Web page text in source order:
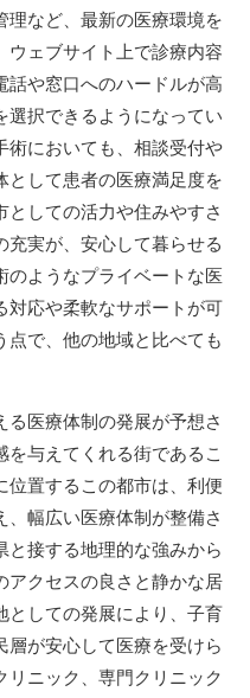
理など、最新の医療環境を
ウェブサイト上で診療内容
話や窓口へのハードルが高
選択できるようになってい
術においても、相談受付や
として患者の医療満足度を
しての活力や住みやすさ
充実が、安心して暮らせる
のようなプライベートな医
対応や柔軟なサポートが可
で、他の地域と比べても
医療体制の発展が予想さ
与えてくれる街であるこ
位置するこの都市は、利便
幅広い医療体制が整備さ
接する地理的な強みから
アクセスの良さと静かな居
としての発展により、子育
が安心して医療を受けら
ニック、専門クリニック